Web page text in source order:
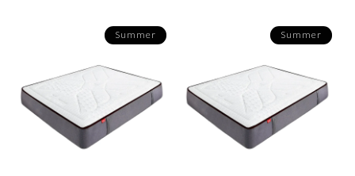
Summer Summer